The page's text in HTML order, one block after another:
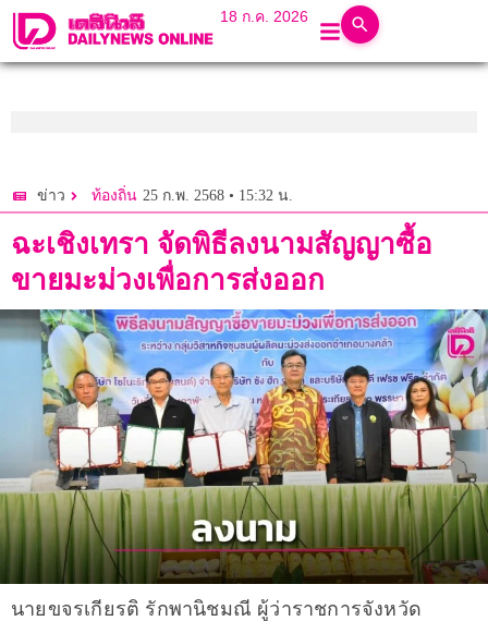
18 ก.ค. 2026
ข่าว ท้องถิ่น 25 ก.พ. 2568 • 15:32 น.
ฉะเชิงเทรา จัดพิธีลงนามสัญญาซื้อ
ขายมะม่วงเพื่อการส่งออก
นายขจรเกียรติ รักพานิชมณี ผู้ว่าราชการจังหวัด